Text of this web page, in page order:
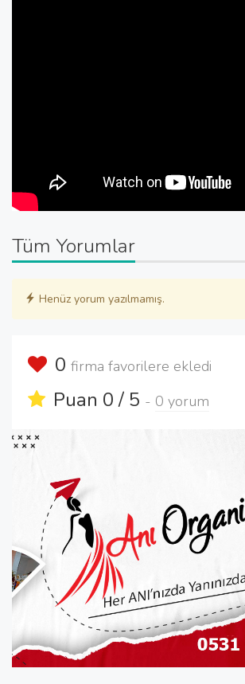
Tüm Yorumlar
Henüz yorum yazılmamış.
0 firma favorilere ekledi
Puan 0 / 5 - 0 yorum